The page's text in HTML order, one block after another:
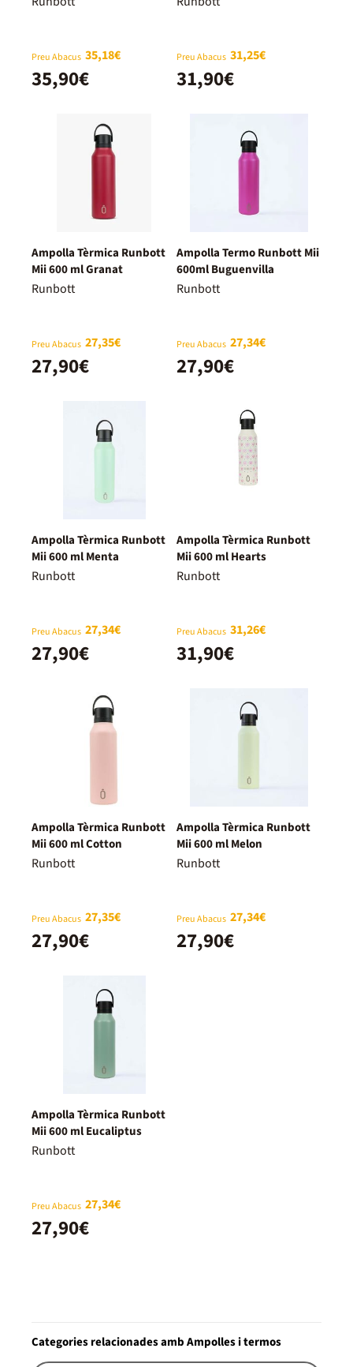
Preu Abacus 35,18€
35,90€
Preu Abacus 31,25€
31,90€
Ampolla Tèrmica Runbott
Mii 600 ml Granat
Runbott
Preu Abacus 27,35€
27,90€
Ampolla Termo Runbott Mii
600ml Buguenvilla
Runbott
Preu Abacus 27,34€
27,90€
Ampolla Tèrmica Runbott
Mii 600 ml Menta
Runbott
Preu Abacus 27,34€
27,90€
Ampolla Tèrmica Runbott
Mii 600 ml Hearts
Runbott
Preu Abacus 31,26€
31,90€
Ampolla Tèrmica Runbott
Mii 600 ml Cotton
Runbott
Preu Abacus 27,35€
27,90€
Ampolla Tèrmica Runbott
Mii 600 ml Melon
Runbott
Preu Abacus 27,34€
27,90€
Ampolla Tèrmica Runbott
Mii 600 ml Eucaliptus
Runbott
Preu Abacus 27,34€
27,90€
Categories relacionades amb Ampolles i termos